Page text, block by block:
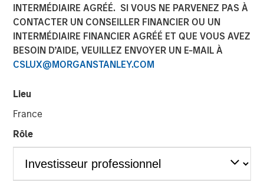
INTERMÉDIAIRE AGRÉÉ. SI VOUS NE PARVENEZ PAS À
CONTACTER UN CONSEILLER FINANCIER OU UN
INTERMÉDIAIRE FINANCIER AGRÉÉ ET QUE VOUS AVEZ
BESOIN D’AIDE, VEUILLEZ ENVOYER UN E-MAIL À
CSLUX@MORGANSTANLEY.COM
Lieu
France
Rôle
BEIJING — Mar 21, 2012
Tianhe Chemicals Group (“Tianhe” or the “Company”), a
announced the closing of a strategic partnership with
Morgan Stanley Private Equity Asia (“MSPE Asia”),
Asia. In addition, Mr. Homer Sun, MSPE Asia’s Chief
Tianhe is China’s largest producer of lubricant oil